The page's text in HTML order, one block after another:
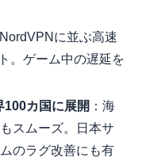
NordVPNに並ぶ高速
。ゲーム中の遅延を
カ国に展開 ：海
スムーズ。日本サ
のラグ改善にも有